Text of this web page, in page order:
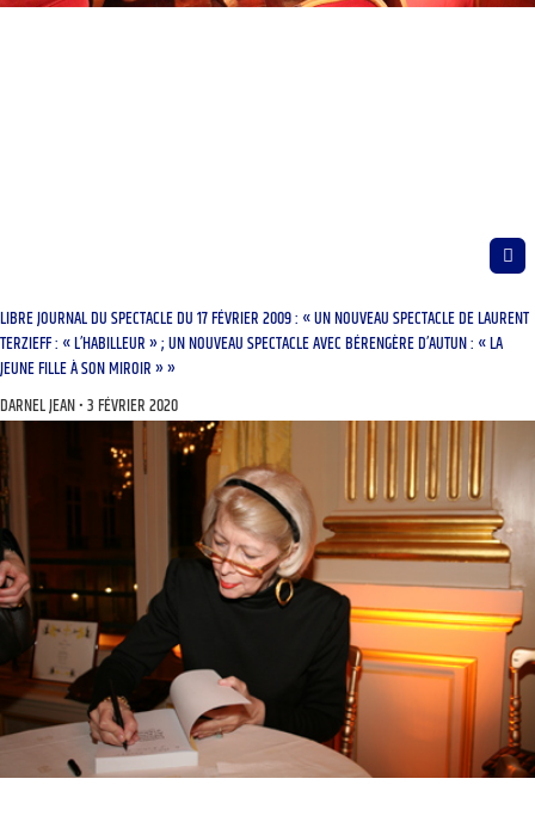
LIBRE JOURNAL DU SPECTACLE DU 17 FÉVRIER 2009 : « UN NOUVEAU SPECTACLE DE LAURENT
TERZIEFF : « L’HABILLEUR » ; UN NOUVEAU SPECTACLE AVEC BÉRENGÈRE D’AUTUN : « LA
JEUNE FILLE À SON MIROIR » »
DARNEL JEAN 3 FÉVRIER 2020